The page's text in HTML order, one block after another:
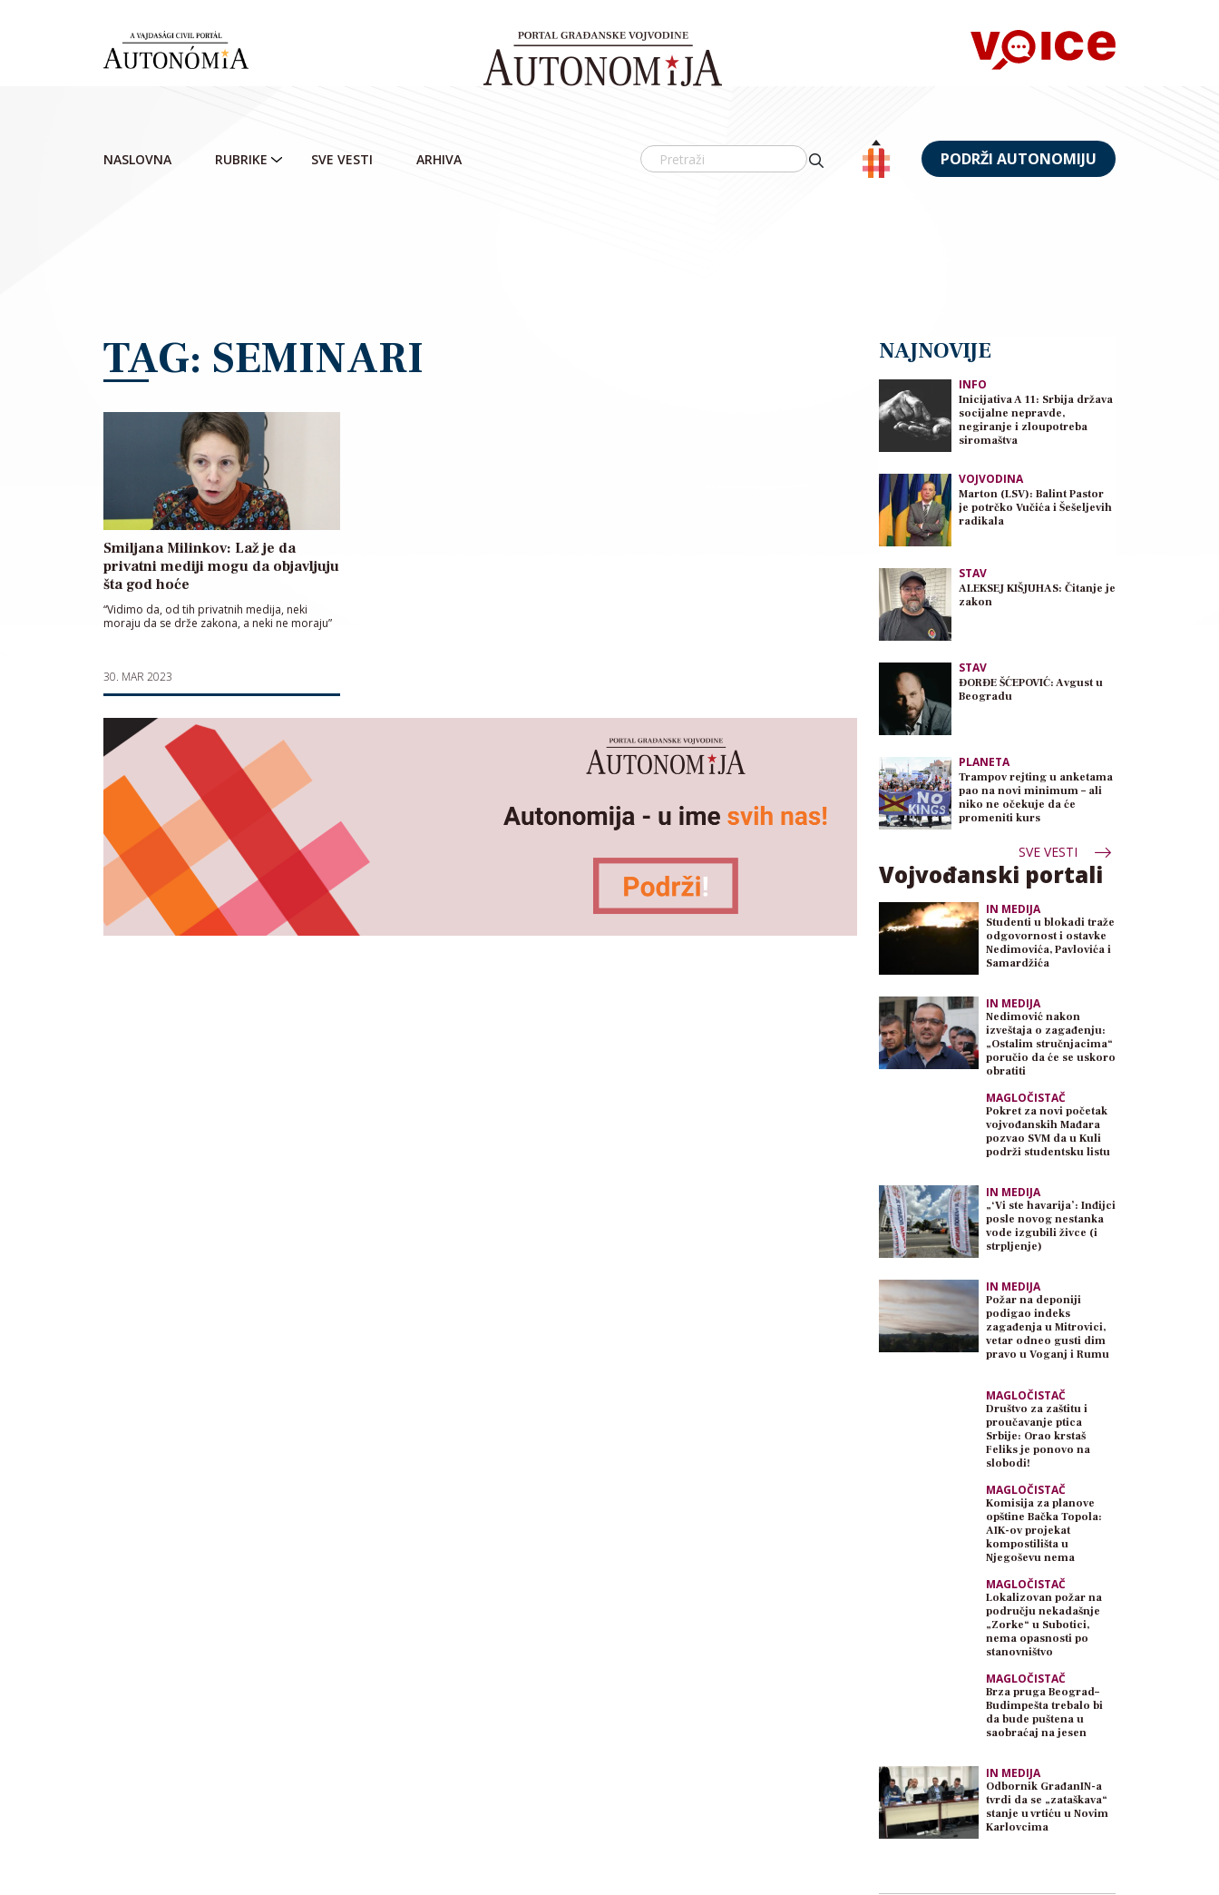
NASLOVNA RUBRIKE SVE VESTI ARHIVA PODRŽI AUTONOMIJU
TAG: SEMINARI
Smiljana Milinkov: Laž je da
privatni mediji mogu da objavljuju
šta god hoće
“Vidimo da, od tih privatnih medija, neki
moraju da se drže zakona, a neki ne moraju”
30. MAR 2023
NAJNOVIJE
INFO
Inicijativa A 11: Srbija država
socijalne nepravde,
negiranje i zloupotreba
siromaštva
VOJVODINA
Marton (LSV): Balint Pastor
je potrčko Vučića i Šešeljevih
radikala
STAV
ALEKSEJ KIŠJUHAS: Čitanje je
zakon
STAV
ĐORĐE ŠĆEPOVIĆ: Avgust u
Beogradu
PLANETA
Trampov rejting u anketama
pao na novi minimum – ali
niko ne očekuje da će
promeniti kurs
SVE VESTI
Vojvođanski portali
IN MEDIJA
Studenti u blokadi traže
odgovornost i ostavke
Nedimovića, Pavlovića i
Samardžića
IN MEDIJA
Nedimović nakon
izveštaja o zagađenju:
„Ostalim stručnjacima“
poručio da će se uskoro
obratiti
MAGLOČISTAČ
Pokret za novi početak
vojvođanskih Mađara
pozvao SVM da u Kuli
podrži studentsku listu
IN MEDIJA
„‘Vi ste havarija’: Inđijci
posle novog nestanka
vode izgubili živce (i
strpljenje)
IN MEDIJA
Požar na deponiji
podigao indeks
zagađenja u Mitrovici,
vetar odneo gusti dim
pravo u Voganj i Rumu
MAGLOČISTAČ
Društvo za zaštitu i
proučavanje ptica
Srbije: Orao krstaš
Feliks je ponovo na
slobodi!
MAGLOČISTAČ
Komisija za planove
opštine Bačka Topola:
AIK-ov projekat
kompostilišta u
Njegoševu nema
MAGLOČISTAČ
Lokalizovan požar na
području nekadašnje
„Zorke“ u Subotici,
nema opasnosti po
stanovništvo
MAGLOČISTAČ
Brza pruga Beograd–
Budimpešta trebalo bi
da bude puštena u
saobraćaj na jesen
IN MEDIJA
Odbornik GrađanIN-a
tvrdi da se „zataškava“
stanje u vrtiću u Novim
Karlovcima